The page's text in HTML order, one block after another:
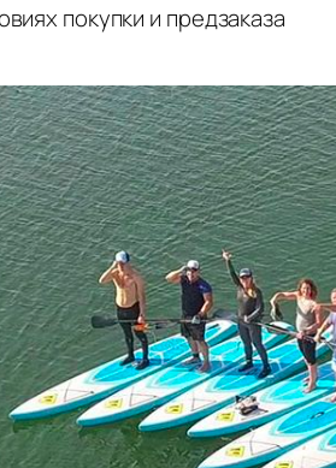
покупки и предзаказа